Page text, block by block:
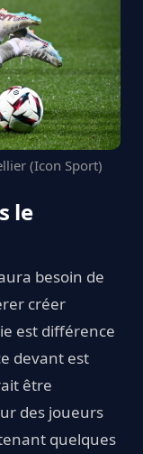
(Icon Sport)
le
besoin de
créer
est différence
devant est
être
des joueurs
quelques